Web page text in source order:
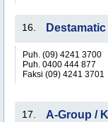
16. Destamatic
Puh. (09) 4241 3700
Puh. 0400 444 877
Faksi (09) 4241 3701
17. A-Group /